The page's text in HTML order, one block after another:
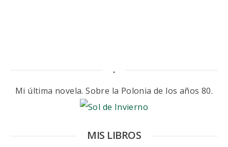
.
Mi última novela. Sobre la Polonia de los años 80.
MIS LIBROS